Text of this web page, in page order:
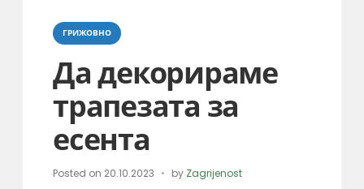
Categories
ГРИЖОВНО
Да декорираме
трапезата за
есента
Posted on 20.10.2023 by Zagrijenost